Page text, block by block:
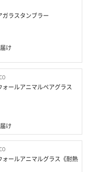
ガラスタンブラー
け
ォールアニマルペアグラス
け
ォールアニマルグラス《耐熱